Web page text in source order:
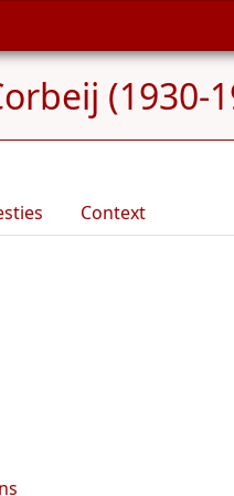
(1930-
Context